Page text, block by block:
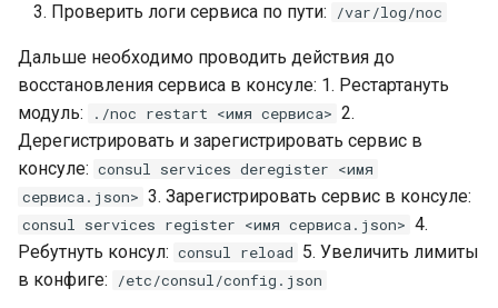
а
и
я
о
Проверить логи сервиса по пути: /var/log/noc
Дальше необходимо проводить действия до
восстановления сервиса в консуле: 1. Рестартануть
модуль:
./noc restart <имя сервиса> 2.
Дерегистрировать и зарегистрировать сервис в
консуле: consul services deregister <имя
сервиса.json> 3. Зарегистрировать сервис в консуле:
consul services register <имя сервиса.json> 4.
Ребутнуть консул: consul reload 5. Увеличить лимиты
в конфиге:
/etc/consul/config.json